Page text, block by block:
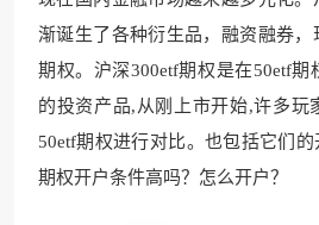
渐诞生了各种衍生品，融资融券
期权。沪深300etf期权是在50etf期
的投资产品,从刚上市开始,许多玩
50etf期权进行对比。也包括它们
期权开户条件高吗？怎么开户？